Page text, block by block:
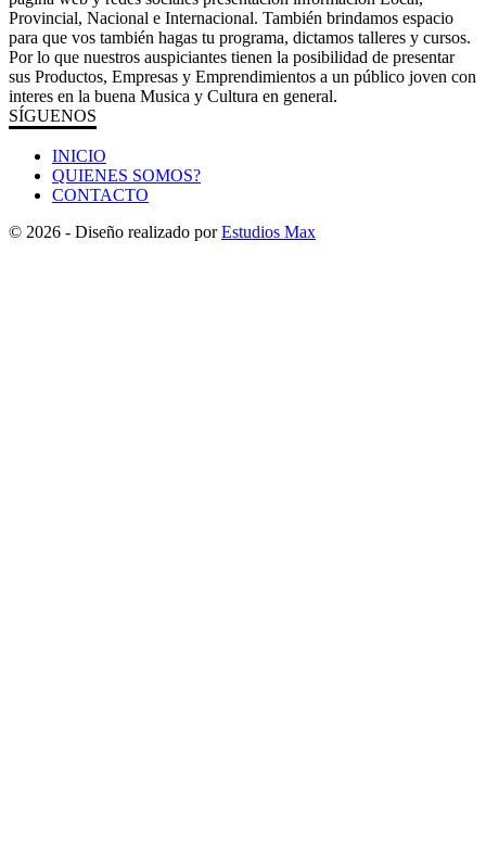
Provincial, Nacional e Internacional. También brindamos espacio
para que vos también hagas tu programa, dictamos talleres y cursos.
Por lo que nuestros auspiciantes tienen la posibilidad de presentar
sus Productos, Empresas y Emprendimientos a un público joven con
interes en la buena Musica y Cultura en general.
SÍGUENOS
INICIO
QUIENES SOMOS?
CONTACTO
© 2026 - Diseño realizado porEstudios Max